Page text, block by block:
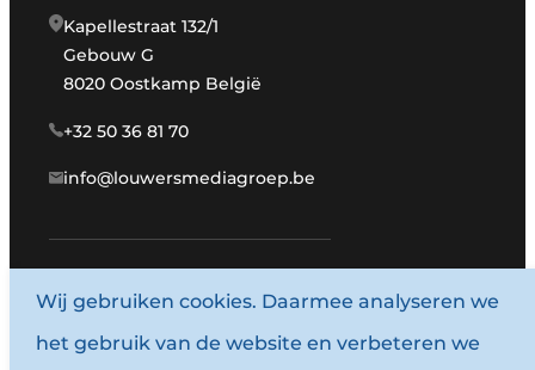
Kapellestraat 132/1
Gebouw G
8020 Oostkamp België
+32 50 36 81 70
info@louwersmediagroep.be
www.louwersmediagroep.com
© 1987 - 2026 Louwersmediagroep.
Wij gebruiken cookies. Daarmee analyseren we
het gebruik van de website en verbeteren we